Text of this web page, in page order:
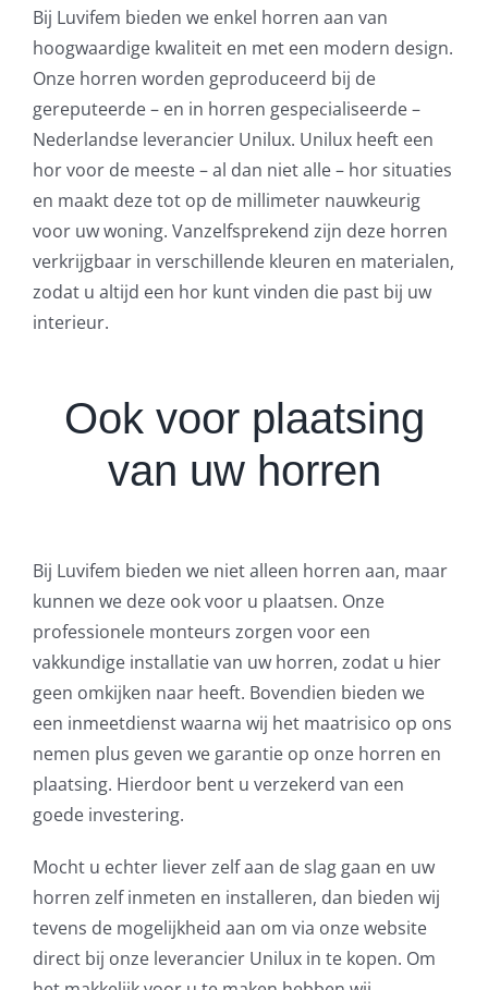
Bij Luvifem bieden we enkel horren aan van
hoogwaardige kwaliteit en met een modern design.
Onze horren worden geproduceerd bij de
gereputeerde – en in horren gespecialiseerde –
Nederlandse leverancier Unilux. Unilux heeft een
hor voor de meeste – al dan niet alle – hor situaties
en maakt deze tot op de millimeter nauwkeurig
voor uw woning. Vanzelfsprekend zijn deze horren
verkrijgbaar in verschillende kleuren en materialen,
zodat u altijd een hor kunt vinden die past bij uw
interieur.
Ook voor plaatsing
van uw horren
Bij Luvifem bieden we niet alleen horren aan, maar
kunnen we deze ook voor u plaatsen. Onze
professionele monteurs zorgen voor een
vakkundige installatie van uw horren, zodat u hier
geen omkijken naar heeft. Bovendien bieden we
een inmeetdienst waarna wij het maatrisico op ons
nemen plus geven we garantie op onze horren en
plaatsing. Hierdoor bent u verzekerd van een
goede investering.
Mocht u echter liever zelf aan de slag gaan en uw
horren zelf inmeten en installeren, dan bieden wij
tevens de mogelijkheid aan om via onze website
direct bij onze leverancier Unilux in te kopen. Om